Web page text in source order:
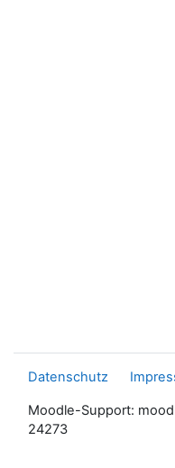
Datenschutz
Moodle-Support:
24273